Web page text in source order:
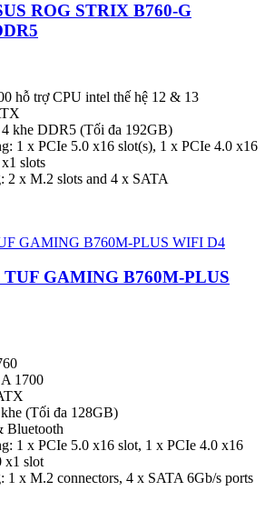
ROG STRIX B760-G
hỗ trợ CPU intel thế hệ 12 & 13
khe DDR5 (Tối đa 192GB)
1 x PCIe 5.0 x16 slot(s), 1 x PCIe 4.0 x16
slots
2 x M.2 slots and 4 x SATA
GAMING B760M-PLUS
1700
(Tối đa 128GB)
Bluetooth
1 x PCIe 5.0 x16 slot, 1 x PCIe 4.0 x16
x1 slot
1 x M.2 connectors, 4 x SATA 6Gb/s ports